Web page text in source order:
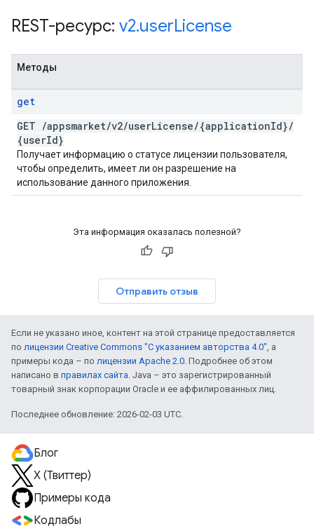
REST-ресурс: v2.userLicense
Методы
get
GET /appsmarket/v2/userLicense/{applicationId}/
{userId}
Получает информацию о статусе лицензии пользователя,
чтобы определить, имеет ли он разрешение на
использование данного приложения.
Эта информация оказалась полезной?
Отправить отзыв
Если не указано иное, контент на этой странице предоставляется
по лицензии Creative Commons "С указанием авторства 4.0", а
примеры кода – по лицензии Apache 2.0. Подробнее об этом
написано в правилах сайта. Java – это зарегистрированный
товарный знак корпорации Oracle и ее аффилированных лиц.
Последнее обновление: 2026-02-03 UTC.
Блог
X (Твиттер)
Примеры кода
Кодлабы